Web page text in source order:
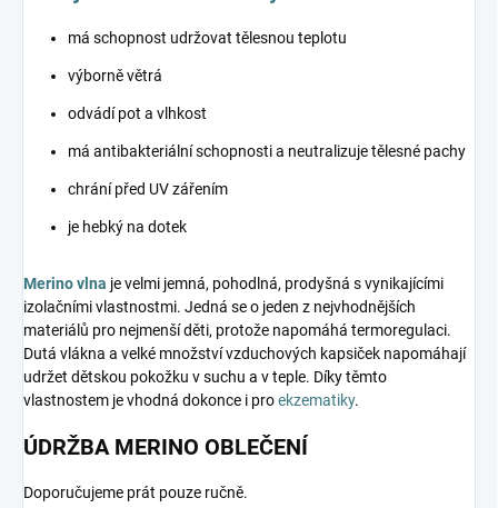
má schopnost udržovat tělesnou teplotu
výborně větrá
odvádí pot a vlhkost
má antibakteriální schopnosti a neutralizuje tělesné pachy
chrání před UV zářením
je hebký na dotek
Merino vlna je velmi jemná, pohodlná, prodyšná s vynikajícími
izolačními vlastnostmi. Jedná se o jeden z nejvhodnějších
materiálů pro nejmenší děti, protože napomáhá termoregulaci.
Dutá vlákna a velké množství vzduchových kapsiček napomáhají
udržet dětskou pokožku v suchu a v teple. Díky těmto
vlastnostem je vhodná dokonce i proekzematiky.
ÚDRŽBA MERINO OBLEČENÍ
Doporučujeme prát pouze ručně.